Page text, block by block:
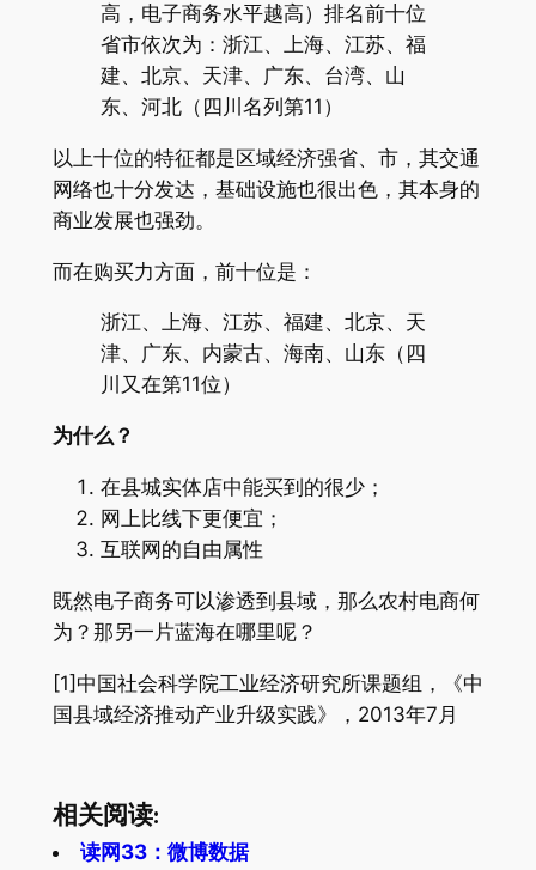
高，电子商务水平越高）排名前十位
省市依次为：浙江、上海、江苏、福
建、北京、天津、广东、台湾、山
东、河北（四川名列第11）
以上十位的特征都是区域经济强省、市，其交通
网络也十分发达，基础设施也很出色，其本身的
商业发展也强劲。
而在购买力方面，前十位是：
浙江、上海、江苏、福建、北京、天
津、广东、内蒙古、海南、山东（四
川又在第11位）
为什么？
在县城实体店中能买到的很少；
网上比线下更便宜；
互联网的自由属性
既然电子商务可以渗透到县域，那么农村电商何
为？那另一片蓝海在哪里呢？
[1]中国社会科学院工业经济研究所课题组，《中
国县域经济推动产业升级实践》，2013年7月
相关阅读:
读网33：微博数据